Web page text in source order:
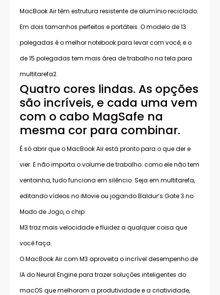
MacBook Air têm estrutura resistente de alumínio reciclado.
Em dois tamanhos perfeitos e portáteis. O modelo de 13
polegadas é o melhor notebook para levar com você, e o
de 15 polegadas tem mais área de trabalho na tela para
multitarefa2.
Quatro cores lindas. As opções
são incríveis, e cada uma vem
com o cabo MagSafe na
mesma cor para combinar.
É só abrir que o MacBook Air está pronto para o que der e
vier. E não importa o volume de trabalho: como ele não tem
ventoinha, tudo funciona em silêncio. Seja em multitarefa,
editando vídeos no iMovie ou jogando Baldur’s Gate 3 no
Modo de Jogo, o chip
M3 traz mais velocidade e fluidez a qualquer coisa que
você faça.
O MacBook Air com M3 aproveita o incrível desempenho de
IA do Neural Engine para trazer soluções inteligentes do
macOS que melhoram a produtividade e a criatividade,